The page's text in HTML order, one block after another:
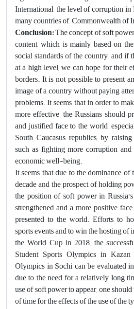
International, the level of corruption
many countries of Commonwealth of
Conclusion:The concept of soft
content, which is mainly based on
social standards of the country, and if
at a high level, we can hope for their
borders. It is not possible to present
image of a country without paying
problems. It seems that in order to
more effective, the Russians should
and justified face to the world,
South Caucasus republics, by
such as fighting more corruption
economic well-being.
It seems that due to the dominance of
decade and the prospect of holding
the position of soft power in
strengthened and a more positive
presented to the world. Efforts to
sports events and to win the hosting of
the World Cup in 2018, the
Student Sports Olympics in
Olympics in Sochi can be evaluated
due to the need for a relatively long
use of soft power to appear, one
of time for the effects of the use of the